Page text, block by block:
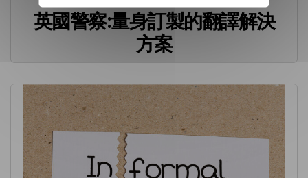
英國警察:量身訂製的翻譯解決
方案